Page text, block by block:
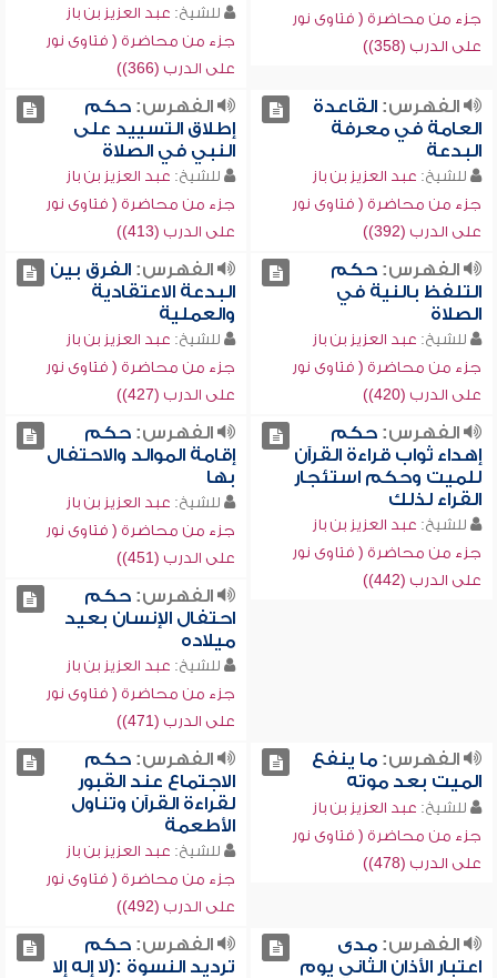
جزء من محاضرة ( فتاوى نور
على الدرب (358))
للشيخ: عبد العزيز بن باز
جزء من محاضرة ( فتاوى نور
على الدرب (366))
الفهرس:القاعدة
العامة في معرفة
البدعة
للشيخ: عبد العزيز بن باز
جزء من محاضرة ( فتاوى نور
على الدرب (392))
الفهرس:حكم
إطلاق التسييد على
النبي في الصلاة
للشيخ: عبد العزيز بن باز
جزء من محاضرة ( فتاوى نور
على الدرب (413))
الفهرس:حكم
التلفظ بالنية في
الصلاة
للشيخ: عبد العزيز بن باز
جزء من محاضرة ( فتاوى نور
على الدرب (420))
الفهرس:الفرق بين
البدعة الاعتقادية
والعملية
للشيخ: عبد العزيز بن باز
جزء من محاضرة ( فتاوى نور
على الدرب (427))
الفهرس:حكم
إهداء ثواب قراءة القرآن
للميت وحكم استئجار
القراء لذلك
للشيخ: عبد العزيز بن باز
جزء من محاضرة ( فتاوى نور
على الدرب (442))
الفهرس:حكم
إقامة الموالد والاحتفال
بها
للشيخ: عبد العزيز بن باز
جزء من محاضرة ( فتاوى نور
على الدرب (451))
الفهرس:حكم
احتفال الإنسان بعيد
ميلاده
للشيخ: عبد العزيز بن باز
جزء من محاضرة ( فتاوى نور
على الدرب (471))
الفهرس:ما ينفع
الميت بعد موته
للشيخ: عبد العزيز بن باز
جزء من محاضرة ( فتاوى نور
على الدرب (478))
الفهرس:حكم
الاجتماع عند القبور
لقراءة القرآن وتناول
الأطعمة
للشيخ: عبد العزيز بن باز
جزء من محاضرة ( فتاوى نور
على الدرب (492))
الفهرس:مدى
اعتبار الأذان الثاني يوم
الفهرس:حكم
ترديد النسوة :(لا إله إلا